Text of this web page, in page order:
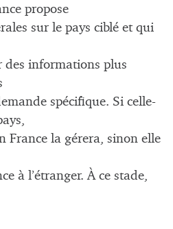
propose
sur le pays ciblé et qui
des informations plus
spécifique. Si celle-
France la gérera, sinon elle
à l’étranger. À ce stade,